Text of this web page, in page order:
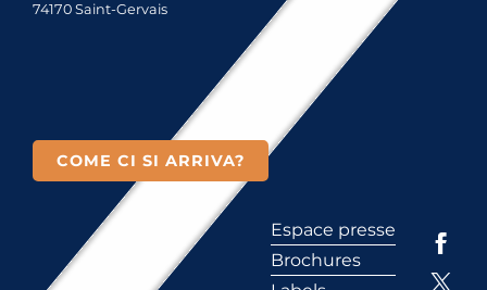
74170 Saint-Gervais
COME CI SI ARRIVA?
Espace presse
Brochures